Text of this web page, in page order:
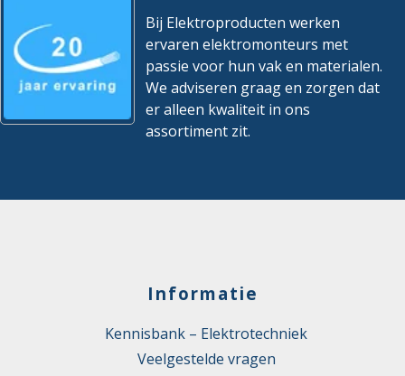
Bij Elektroproducten werken
ervaren elektromonteurs met
passie voor hun vak en materialen.
We adviseren graag en zorgen dat
er alleen kwaliteit in ons
assortiment zit.
Informatie
Kennisbank – Elektrotechniek
Veelgestelde vragen